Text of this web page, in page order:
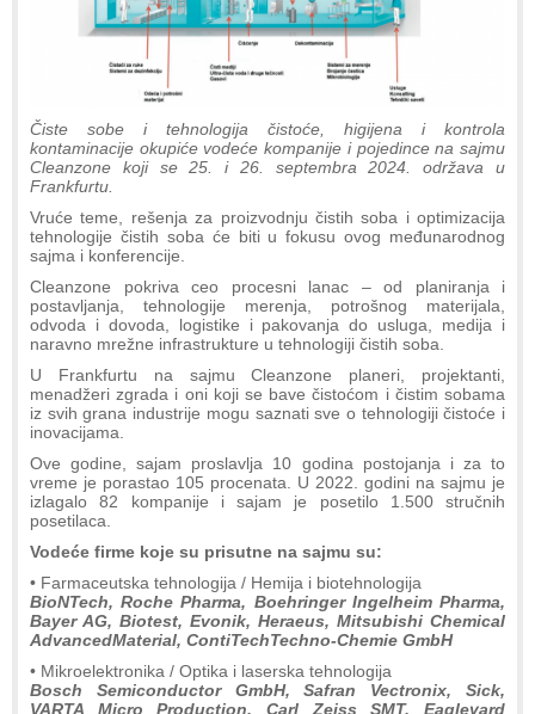
Čiste sobe i tehnologija čistoće, higijena i kontrola
kontaminacije okupiće vodeće kompanije i pojedince na sajmu
Cleanzone koji se 25. i 26. septembra 2024. održava u
Frankfurtu.
Vruće teme, rešenja za proizvodnju čistih soba i optimizacija
tehnologije čistih soba će biti u fokusu ovog međunarodnog
sajma i konferencije.
Cleanzone pokriva ceo procesni lanac – od planiranja i
postavljanja, tehnologije merenja, potrošnog materijala,
odvoda i dovoda, logistike i pakovanja do usluga, medija i
naravno mrežne infrastrukture u tehnologiji čistih soba.
U Frankfurtu na sajmu Cleanzone planeri, projektanti,
menadžeri zgrada i oni koji se bave čistoćom i čistim sobama
iz svih grana industrije mogu saznati sve o tehnologiji čistoće i
inovacijama.
Ove godine, sajam proslavlja 10 godina postojanja i za to
vreme je porastao 105 procenata. U 2022. godini na sajmu je
izlagalo 82 kompanije i sajam je posetilo 1.500 stručnih
posetilaca.
Vodeće firme koje su prisutne na sajmu su:
• Farmaceutska tehnologija / Hemija i biotehnologija
BioNTech, Roche Pharma, Boehringer Ingelheim Pharma,
Bayer AG, Biotest, Evonik, Heraeus, Mitsubishi Chemical
AdvancedMaterial, ContiTechTechno-Chemie GmbH
• Mikroelektronika / Optika i laserska tehnologija
Bosch Semiconductor GmbH, Safran Vectronix, Sick,
VARTA Micro Production, Carl Zeiss SMT, Eagleyard